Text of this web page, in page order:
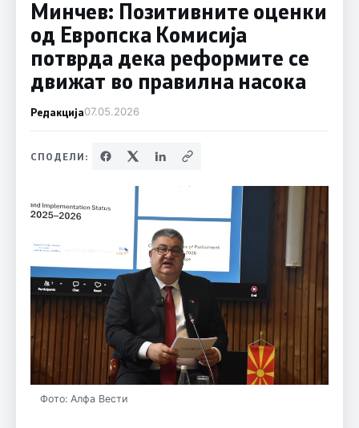
Минчев: Позитивните оценки
од Европска Комисија
потврда дека реформите се
движат во правилна насока
Редакција07.05.2026
СПОДЕЛИ:
Фото: Алфа Вести